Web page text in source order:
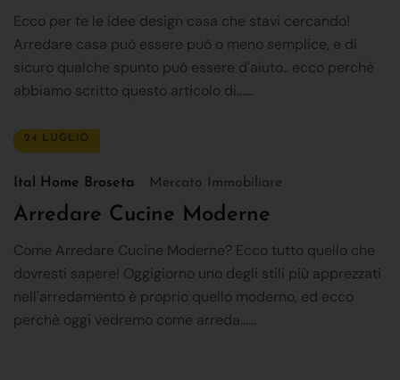
Ecco per te le idee design casa che stavi cercando!
Arredare casa può essere può o meno semplice, e di
sicuro qualche spunto può essere d'aiuto.. ecco perchè
abbiamo scritto questo articolo di......
24 LUGLIO
Ital Home Broseta Mercato Immobiliare
Arredare Cucine Moderne
Come Arredare Cucine Moderne? Ecco tutto quello che
dovresti sapere! Oggigiorno uno degli stili più apprezzati
nell'arredamento è proprio quello moderno, ed ecco
perchè oggi vedremo come arreda......